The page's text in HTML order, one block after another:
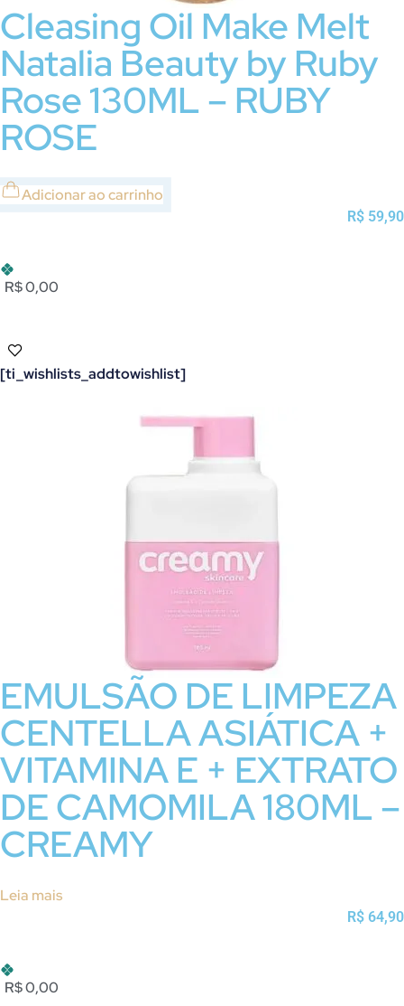
Cleasing Oil Make Melt
Natalia Beauty by Ruby
Rose 130ML – RUBY
ROSE
Adicionar ao carrinho
R$ 59,90
R$ 0,00
[ti_wishlists_addtowishlist]
EMULSÃO DE LIMPEZA
CENTELLA ASIÁTICA +
VITAMINA E + EXTRATO
DE CAMOMILA 180ML –
CREAMY
Leia mais
R$ 64,90
R$ 0,00